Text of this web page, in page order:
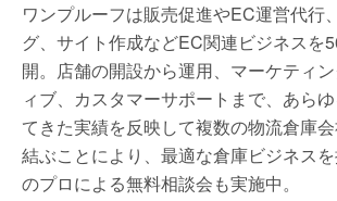
ワンプルーフは販売促進やEC運営代行
グ、サイト作成などEC関連ビジネスを
開。店舗の開設から運用、マーケティ
ィブ、カスタマーサポートまで、あら
てきた実績を反映して複数の物流倉庫
結ぶことにより、最適な倉庫ビジネス
のプロによる無料相談会も実施中。